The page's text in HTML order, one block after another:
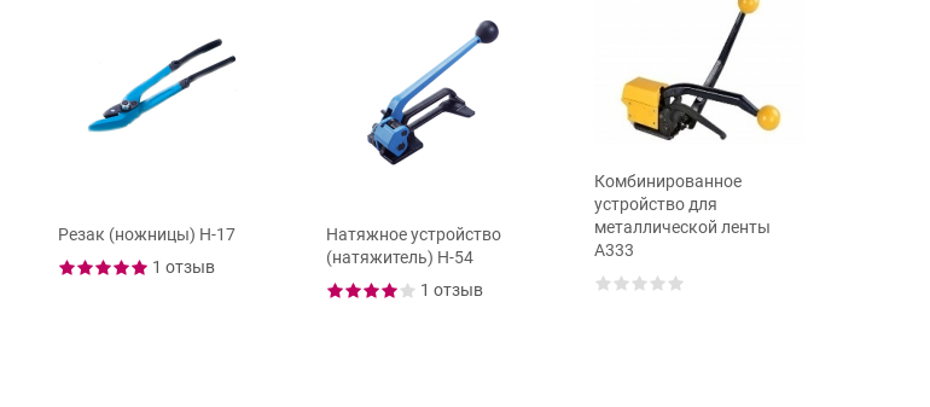
Резак (ножницы) Н-17
1 отзыв
Натяжное устройство
(натяжитель) Н-54
1 отзыв
Комбинированное
устройство для
металлической ленты
А333